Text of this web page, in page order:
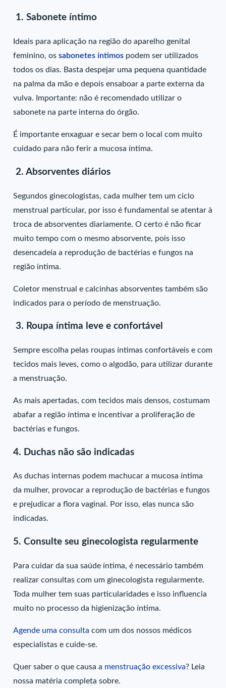
1. Sabonete íntimo
Ideais para aplicação na região do aparelho genital
feminino, ossabonetes íntimos podem ser utilizados
todos os dias. Basta despejar uma pequena quantidade
na palma da mão e depois ensaboar a parte externa da
vulva. Importante: não é recomendado utilizar o
sabonete na parte interna do órgão.
É importante enxaguar e secar bem o local com muito
cuidado para não ferir a mucosa íntima.
2. Absorventes diários
Segundos ginecologistas, cada mulher tem um ciclo
menstrual particular, por isso é fundamental se atentar à
troca de absorventes diariamente. O certo é não ficar
muito tempo com o mesmo absorvente, pois isso
desencadeia a reprodução de bactérias e fungos na
região íntima.
Coletor menstrual e calcinhas absorventes também são
indicados para o período de menstruação.
3. Roupa íntima leve e confortável
Sempre escolha pelas roupas íntimas confortáveis e com
tecidos mais leves, como o algodão, para utilizar durante
a menstruação.
As mais apertadas, com tecidos mais densos, costumam
abafar a região íntima e incentivar a proliferação de
bactérias e fungos.
4. Duchas não são indicadas
As duchas internas podem machucar a mucosa íntima
da mulher, provocar a reprodução de bactérias e fungos
e prejudicar a flora vaginal. Por isso, elas nunca são
indicadas.
5. Consulte seu ginecologista regularmente
Para cuidar da sua saúde íntima, é necessário também
realizar consultas com um ginecologista regularmente.
Toda mulher tem suas particularidades e isso influencia
muito no processo da higienização íntima.
Agende uma consulta com um dos nossos médicos
especialistas e cuide-se.
Quer saber o que causa a menstruação excessiva? Leia
nossa matéria completa sobre.